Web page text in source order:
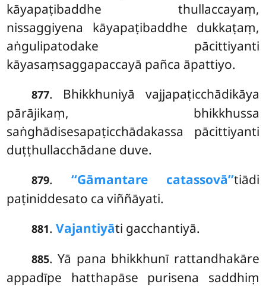
kāyapaṭibaddhe thullaccayaṃ,
nissaggiyena kāyapaṭibaddhe dukkaṭaṃ,
aṅgulipatodake pācittiyanti
kāyasaṃsaggapaccayā pañca āpattiyo.
877. Bhikkhuniyā vajjapaṭicchādikāya
pārājikaṃ, bhikkhussa
saṅghādisesapaṭicchādakassa pācittiyanti
duṭṭhullacchādane duve.
879. ‘‘Gāmantare catassovā’’tiādi
paṭiniddesato ca viññāyati.
881.Vajantiyāti gacchantiyā.
885. Yā pana bhikkhunī rattandhakāre
appadīpe hatthapāse purisena saddhiṃ